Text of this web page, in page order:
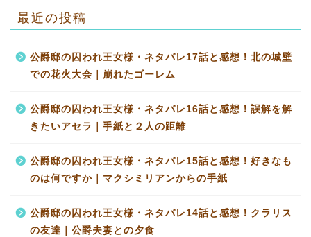
最近の投稿
公爵邸の囚われ王女様・ネタバレ17話と感想！北の城壁
での花火大会｜崩れたゴーレム
公爵邸の囚われ王女様・ネタバレ16話と感想！誤解を解
きたいアセラ｜手紙と２人の距離
公爵邸の囚われ王女様・ネタバレ15話と感想！好きなも
のは何ですか｜マクシミリアンからの手紙
公爵邸の囚われ王女様・ネタバレ14話と感想！クラリス
の友達｜公爵夫妻との夕食